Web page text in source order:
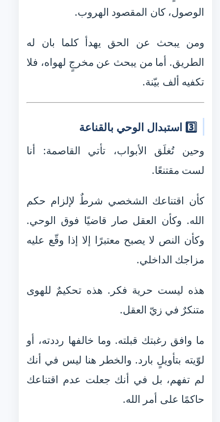
الوصول، كان المقصود الهروب.
ومن يبحث عن الحق يهدأ كلما بان له
الطريق. أما من يبحث عن مخرجٍ لهواه، فلا
تكفيه ألف بيّنة.
3️⃣ استبدال الوحي بالقناعة
وحين تُغلَق الأبواب، تأتي القاصمة: أنا
لست مقتنعًا.
كأن اقتناعك الشخصي شرطٌ لإلزام حكم
الله. وكأن العقل صار قاضيًا فوق الوحي.
وكأن النص لا يصبح معتبرًا إلا إذا وقّع عليه
مزاجك الداخلي.
هذه ليست حرية فكر. هذه تحكيمٌ للهوى
متنكرٌ في زيّ العقل.
ما وافق رغبتك قبلته. وما خالفها رددته، أو
لوّيته بتأويلٍ بارد. والخطر هنا ليس في أنك
لم تفهم، بل في أنك جعلت عدم اقتناعك
حاكمًا على أمر الله.